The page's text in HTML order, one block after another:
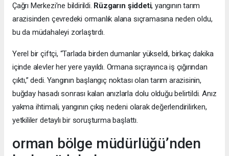
Çağrı Merkezi’ne bildirildi. Rüzgarın şiddeti, yangının tarım
arazisinden çevredeki ormanlık alana sıçramasına neden oldu,
bu da müdahaleyi zorlaştırdı.
Yerel bir çiftçi, “Tarlada birden dumanlar yükseldi, birkaç dakika
içinde alevler her yere yayıldı. Ormana sıçrayınca iş çığırından
çıktı,” dedi. Yangının başlangıç noktası olan tarım arazisinin,
buğday hasadı sonrası kalan anızlarla dolu olduğu belirtildi. Anız
yakma ihtimali, yangının çıkış nedeni olarak değerlendirilirken,
yetkililer detaylı bir soruşturma başlattı.
orman bölge müdürlüğü’nden